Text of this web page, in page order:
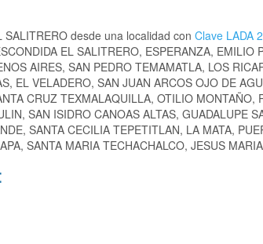
desde una localidad con Clave LADA
EL SALITRERO, ESPERANZA, EMILIO
AIRES, SAN PEDRO TEMAMATLA, LOS
EL VELADERO, SAN JUAN ARCOS OJO DE
CRUZ TEXMALAQUILLA, OTILIO MONTAÑO,
SAN ISIDRO CANOAS ALTAS, GUADALUPE
SANTA CECILIA TEPETITLAN, LA MATA,
SANTA MARIA TECHACHALCO, JESUS